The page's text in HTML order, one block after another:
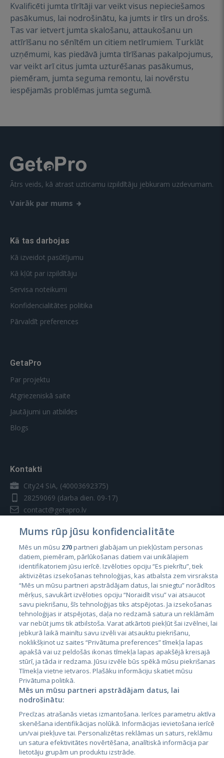
Kvalificēti jumta tīrītāji var veikt visus nepieciešamos
pasākumus, lai nodrošinātu, ka jumts ir tīrs un drošs.
Tas var ietvert jumta skalošanu, attaukošanu un
attīrīšanu no sēnītēm un citiem netīrumiem. Turklāt
uzņēmumi, kas piedāvā jumta tīrīšanas pakalpojumus,
var veikt arī citus jumta uzturēšanas pasākumus,
piemēram, jumta seguma remontu, lai novērstu
iespējamās problēmas jumta segumā.
Ātrs veids, kā atrast uzticamu izpildītāju jebkuram uzdevumam.
Vairāk par mums
Kā tas darbojas
Kā izveidot pasūtījumu
Kā kļūt par izpildītāju
Servisa noteikumi
Konfidencialitātes politika
Pārvaldīt preferences
GetaPro
Par projektu
Atgriezeniskā saite
Jautājumi un atbildes
Blogs
Kontakti
City24 SIA, (40003692375)
28259069 (darba dien. 09-17)
contact@getapro.lv
Valstis
Igaunija
Latvija
Lietuva
City24.lv
City24.ee
GetaPro.lv
GetaPro.ee
CVbankas.lt
Kainos.lt
Paslaugos.lt
auto24.ee
Mums rūp jūsu konfidencialitāte
Mēs un mūsu 270partneri glabājam un piekļūstam personas
datiem, piemēram, pārlūkošanas datiem vai unikālajiem
identifikatoriem jūsu ierīcē. Izvēloties opciju “Es piekrītu”, tiek
aktivizētas izsekošanas tehnoloģijas, kas atbalsta zem virsraksta
“Mēs un mūsu partneri apstrādājam datus, lai sniegtu” norādītos
mērķus, savukārt izvēloties opciju “Noraidīt visu” vai atsaucot
savu piekrišanu, šīs tehnoloģijas tiks atspējotas. Ja izsekošanas
tehnoloģijas ir atspējotas, daļa no redzamā satura un reklāmām
var nebūt jums tik atbilstoša. Varat atkārtoti piekļūt šai izvēlnei, lai
jebkurā laikā mainītu savu izvēli vai atsauktu piekrišanu,
noklikšķinot uz saites “Privātuma preferences” tīmekļa lapas
apakšā vai uz peldošās ikonas tīmekļa lapas apakšējā kreisajā
stūrī, ja tāda ir redzama. Jūsu izvēle būs spēkā mūsu piekrišanas
Tīmekļa vietne ietvaros. Plašāku informāciju skatiet mūsu
Privātuma politikā.
Mēs un mūsu partneri apstrādājam datus, lai
nodrošinātu:
Precīzas atrašanās vietas izmantošana. Ierīces parametru aktīva
skenēšana identifikācijas nolūkā. Informācijas ievietošana ierīcē
un/vai piekļuve tai. Personalizētas reklāmas un saturs, reklāmu
un satura efektivitātes novērtēšana, analītiskā informācija par
lietotāju grupām un produktu izstrāde.